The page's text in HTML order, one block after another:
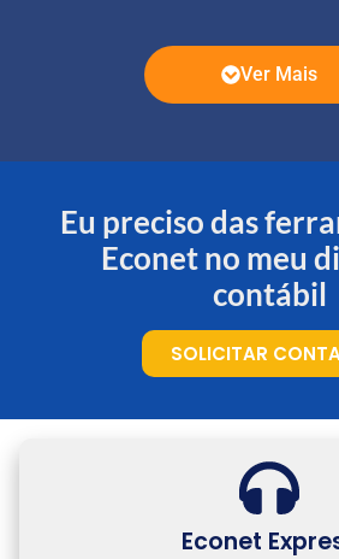
Boletins Periódicos
com análise
especializada
Suporte Humanizado Ilimitado
Auditor
Automatizado
Consulta a
Obrigações
Acessórias
Ver Mais
Eu preciso das
Econet no meu
contábil
SOLICITAR
Econet